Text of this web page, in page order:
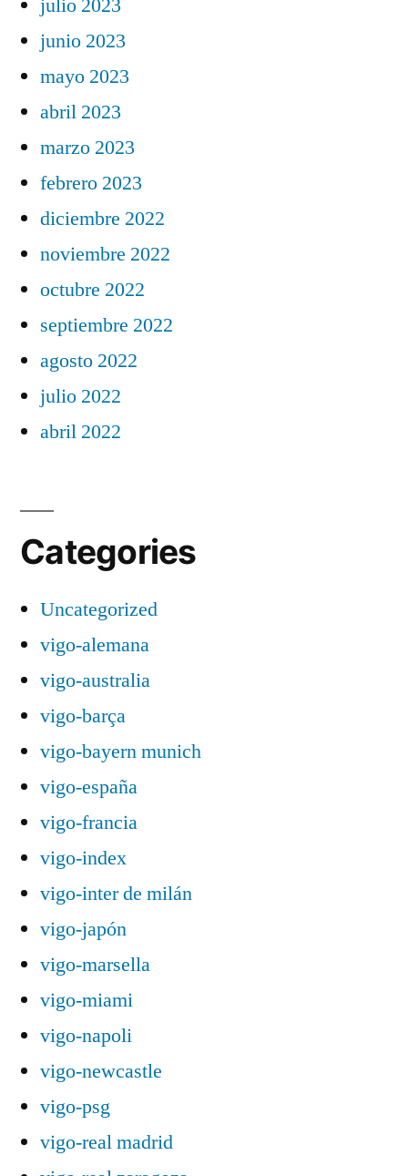
julio 2023
junio 2023
mayo 2023
abril 2023
marzo 2023
febrero 2023
diciembre 2022
noviembre 2022
octubre 2022
septiembre 2022
agosto 2022
julio 2022
abril 2022
Categories
Uncategorized
vigo-alemana
vigo-australia
vigo-barça
vigo-bayern munich
vigo-españa
vigo-francia
vigo-index
vigo-inter de milán
vigo-japón
vigo-marsella
vigo-miami
vigo-napoli
vigo-newcastle
vigo-psg
vigo-real madrid